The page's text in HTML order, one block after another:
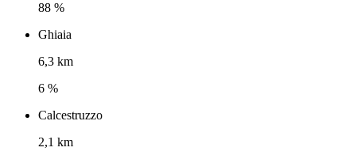
88 %
Ghiaia
6,3 km
6 %
Calcestruzzo
2,1 km